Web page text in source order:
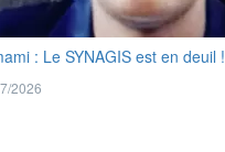
: Le SYNAGIS est en deuil !
2026